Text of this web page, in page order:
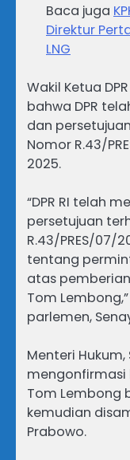
Baca juga
Direktur
LNG
Wakil Ketua
bahwa DPR
dan
Nomor R.43/
2025.
“DPR RI telah
persetujuan
R.43/PRES/07/
tentang
atas
Tom
parlemen,
Menteri
mengonfirmasi
Tom Lembong
kemudian
Prabowo.